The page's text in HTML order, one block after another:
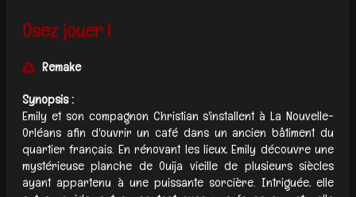
Osez jouer !
Remake
Synopsis :
Emily et son compagnon Christian s'installent à La Nouvelle-
Orléans afin d'ouvrir un café dans un ancien bâtiment du
quartier français. En rénovant les lieux, Emily découvre une
mystérieuse planche de Ouija vieille de plusieurs siècles
ayant appartenu à une puissante sorcière. Intriguée, elle